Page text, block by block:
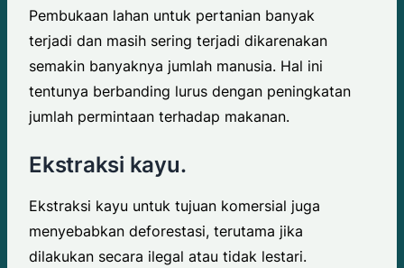
Pembukaan lahan untuk pertanian banyak
terjadi dan masih sering terjadi dikarenakan
semakin banyaknya jumlah manusia. Hal ini
tentunya berbanding lurus dengan peningkatan
jumlah permintaan terhadap makanan.
Ekstraksi kayu.
Ekstraksi kayu untuk tujuan komersial juga
menyebabkan deforestasi, terutama jika
dilakukan secara ilegal atau tidak lestari.